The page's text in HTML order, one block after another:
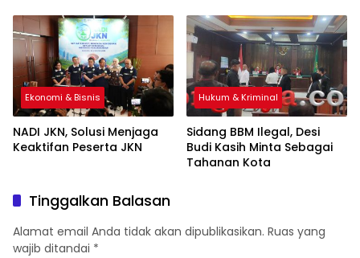
Ekonomi & Bisnis
NADI JKN, Solusi Menjaga
Keaktifan Peserta JKN
Hukum & Kriminal
Sidang BBM Ilegal, Desi
Budi Kasih Minta Sebagai
Tahanan Kota
Tinggalkan Balasan
Alamat email Anda tidak akan dipublikasikan. Ruas yang
wajib ditandai *